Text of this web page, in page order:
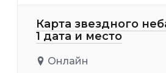
Карта звездного
1 дата и место
Онлайн